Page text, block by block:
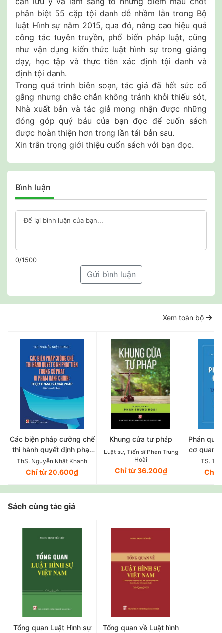
phân biệt 55 cặp tội danh dễ nhầm lẫn trong Bộ
luật Hình sự năm 2015, qua đó, nâng cao hiệu quả
công tác tuyên truyền, phổ biến pháp luật, cũng
như vận dụng kiến thức luật hình sự trong giảng
dạy, học tập và thực tiễn xác định tội danh và
định tội danh.
Trong quá trình biên soạn, tác giả đã hết sức cố
gắng nhưng chắc chắn không tránh khỏi thiếu sót,
Nhà xuất bản và tác giả mong nhận được những
đóng góp quý báu của bạn đọc để cuốn sách
được hoàn thiện hơn trong lần tái bản sau.
Xin trân trọng giới thiệu cuốn sách với bạn đọc.
Bình luận
0/1500
Gửi bình luận
Xem toàn bộ
Các biện pháp cưỡng chế
thi hành quyết định phạt
tiền trong xử phạt vi
phạm hành chính: thực
chuyên khảo)
ThS. Nguyễn Nhật Khanh
Chỉ từ 20.600₫
Khung cửa tư pháp
Luật sư, Tiến sĩ Phan Trung
Hoài
Chỉ từ 36.200₫
Phán
cơ quan
- Tóm tắt
liệu
TS.
Chỉ
Sách cùng tác giả
Tổng quan Luật Hình sự
Tổng quan về Luật hình